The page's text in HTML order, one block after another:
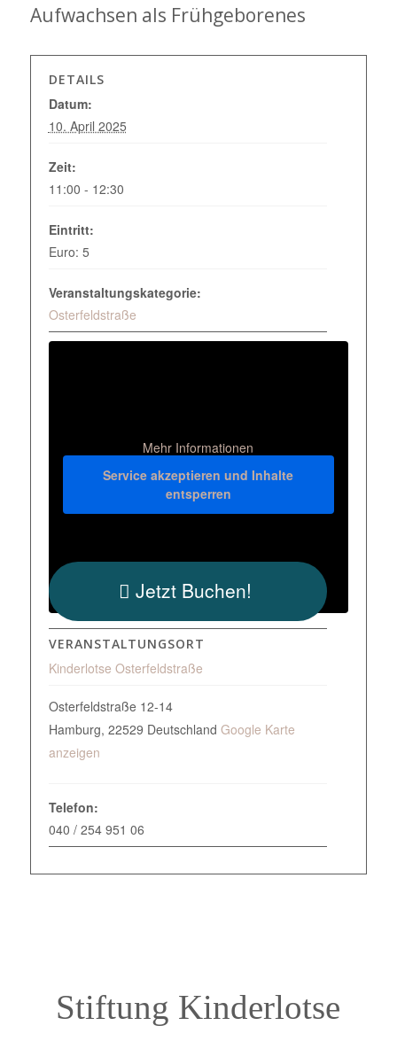
Aufwachsen als Frühgeborenes
DETAILS
Datum:
10. April 2025
Zeit:
11:00 - 12:30
Eintritt:
Euro: 5
Veranstaltungskategorie:
Osterfeldstraße
VERANSTALTUNGSORT
Kinderlotse Osterfeldstraße
Osterfeldstraße 12-14
Hamburg, 22529 Deutschland Google Karte
anzeigen
Telefon:
040 / 254 951 06
Mehr Informationen
Service akzeptieren und Inhalte
entsperren
Jetzt Buchen!
Stiftung Kinderlotse